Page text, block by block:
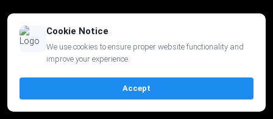
Cookie Notice
We use cookies to ensure proper website functionality and
improve your experience.
Accept